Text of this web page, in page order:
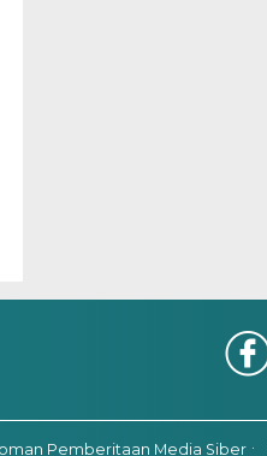
Pemberitaan Media Siber